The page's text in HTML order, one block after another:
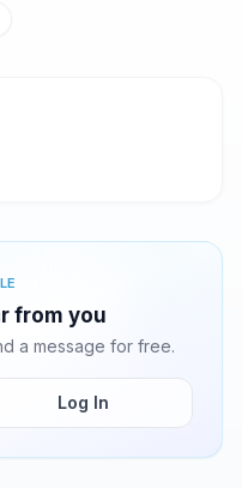
from you
a message for free.
Log In